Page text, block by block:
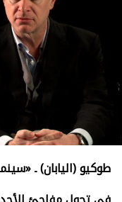
طوكيو (اليابان) ـ